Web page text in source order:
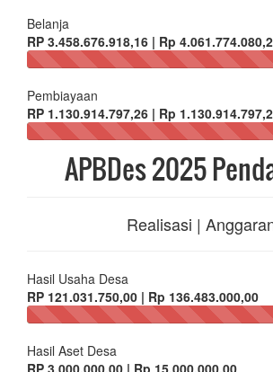
Belanja
RP 3.458.676.918,16 | Rp
Pembiayaan
RP 1.130.914.797,26 | Rp
APBDes 2025
Realisasi |
Hasil Usaha Desa
RP 121.031.750,00 | Rp 136.483.000,00
Hasil Aset Desa